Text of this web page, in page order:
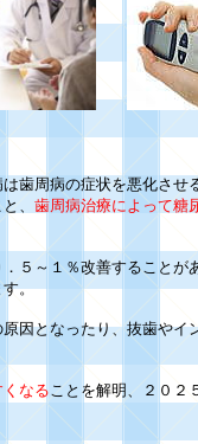
歯周病の症状を悪化させ
、 歯周病治療によって糖
５～１％改善することが
す。
原因となったり、抜歯やイ
なることを解明、２０２